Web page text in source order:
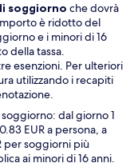
soggiorno che dovrà
è ridotto del
e i minori di 16
della tassa.
esenzioni. Per ulteriori
utilizzando i recapiti
dal giorno 1
EUR a persona, a
per soggiorni più
ai minori di 16 anni.